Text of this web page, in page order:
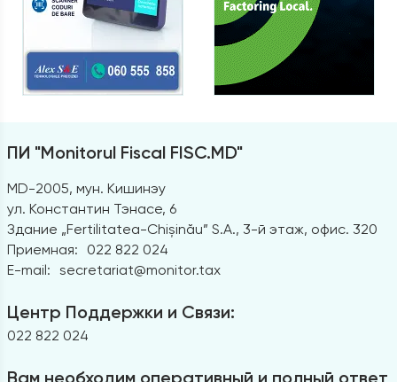
ПИ "Monitorul Fiscal FISC.MD"
MD-2005, мун. Кишинэу
ул. Константин Тэнасе, 6
Здание „Fertilitatea-Chișinău” S.A., 3-й этаж, офис. 320
Приемная:
022 822 024
E-mail: secretariat@monitor.tax
Центр Поддержки и Связи:
022 822 024
Вам необходим оперативный и полный ответ